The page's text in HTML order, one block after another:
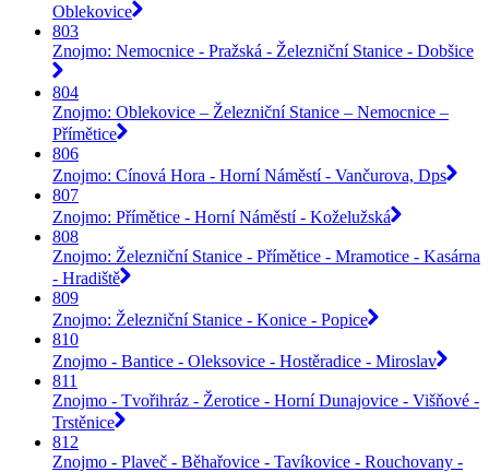
Oblekovice
803
Znojmo: Nemocnice - Pražská - Železniční Stanice - Dobšice
804
Znojmo: Oblekovice – Železniční Stanice – Nemocnice –
Přímětice
806
Znojmo: Cínová Hora - Horní Náměstí - Vančurova, Dps
807
Znojmo: Přímětice - Horní Náměstí - Koželužská
808
Znojmo: Železniční Stanice - Přímětice - Mramotice - Kasárna
- Hradiště
809
Znojmo: Železniční Stanice - Konice - Popice
810
Znojmo - Bantice - Oleksovice - Hostěradice - Miroslav
811
Znojmo - Tvořihráz - Žerotice - Horní Dunajovice - Višňové -
Trstěnice
812
Znojmo - Plaveč - Běhařovice - Tavíkovice - Rouchovany -